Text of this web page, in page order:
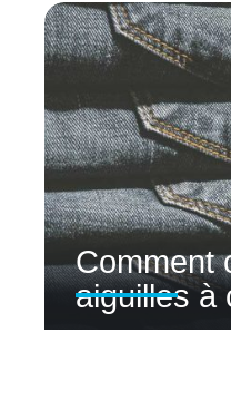
Comment
aiguilles à